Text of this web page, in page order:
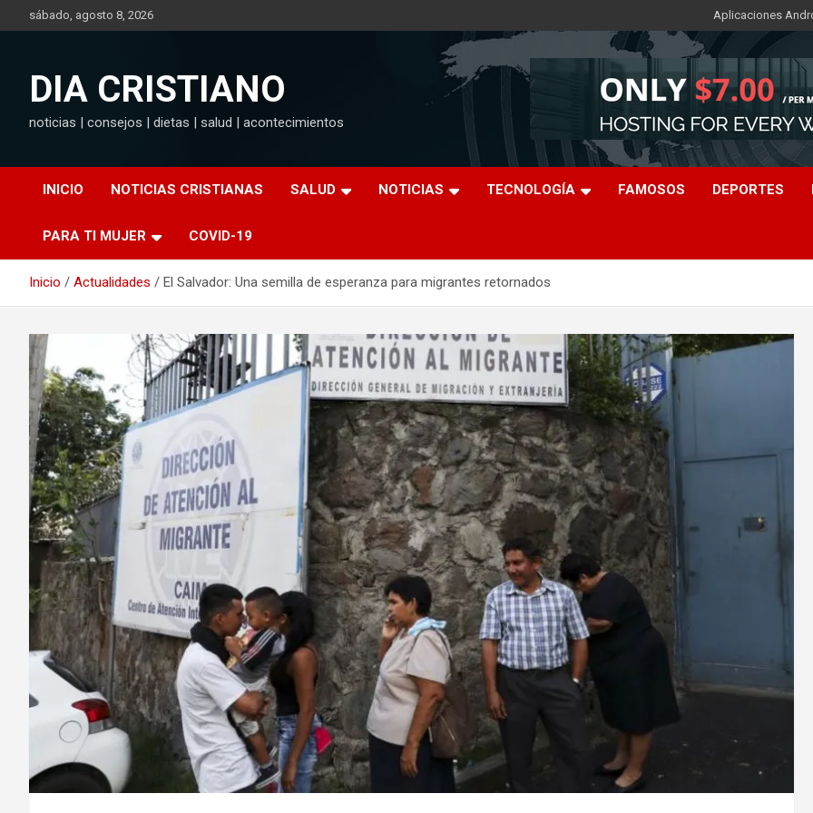
al
sábado, agosto 8, 2026 Aplicaciones
DIA CRISTIANO
noticias | consejos | dietas | salud | acontecimientos
INICIO NOTICIAS CRISTIANAS SALUD NOTICIAS TECNOLOGÍA FAMOSOS DEPORTES
PARA TI MUJER COVID-19
Inicio Actualidades El Salvador: Una semilla de esperanza para migrantes retornados